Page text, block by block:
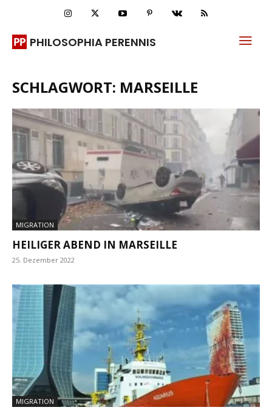
PHILOSOPHIA PERENNIS
SCHLAGWORT: MARSEILLE
MIGRATION
HEILIGER ABEND IN MARSEILLE
25. Dezember 2022
MIGRATION